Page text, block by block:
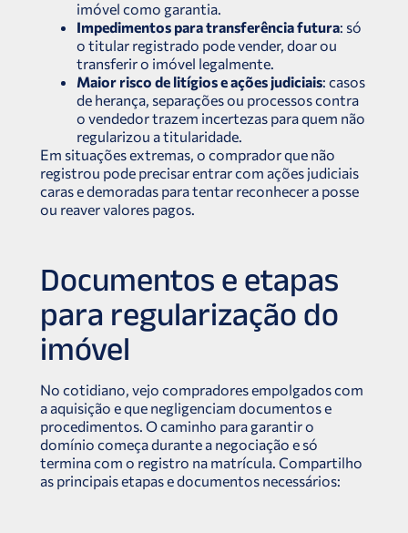
imóvel como garantia.
Impedimentos para transferência futura: só
o titular registrado pode vender, doar ou
transferir o imóvel legalmente.
Maior risco de litígios e ações judiciais: casos
de herança, separações ou processos contra
o vendedor trazem incertezas para quem não
regularizou a titularidade.
Em situações extremas, o comprador que não
registrou pode precisar entrar com ações judiciais
caras e demoradas para tentar reconhecer a posse
ou reaver valores pagos.
Documentos e etapas
para regularização do
imóvel
No cotidiano, vejo compradores empolgados com
a aquisição e que negligenciam documentos e
procedimentos. O caminho para garantir o
domínio começa durante a negociação e só
termina com o registro na matrícula. Compartilho
as principais etapas e documentos necessários: